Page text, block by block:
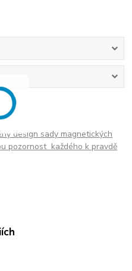
design sady magnetických
pozornost každého k pravdě